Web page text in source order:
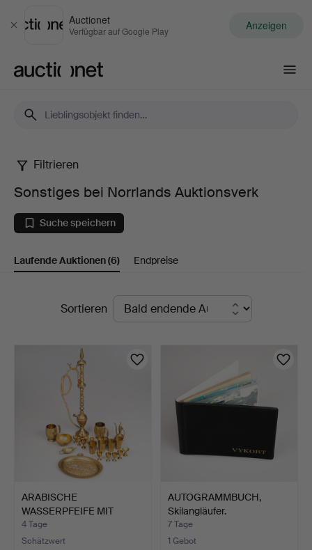
Schließen
Auctionet
Verfügbar auf Google Play Anzeigen
Sonstiges
bei
Norrlands
Auktionsverk
Filtrieren
Sonstiges bei Norrlands Auktionsverk
Suche speichern
Laufende Auktionen(6) Endpreise
LaufendeSortieren
ARABISCHE
WASSERPFEIFE MIT
ZUBEHÖR, Messin…
4 Tage
Schätzwert
AUTOGRAMMBUCH,
Skilangläufer.
7 Tage
1 Gebot